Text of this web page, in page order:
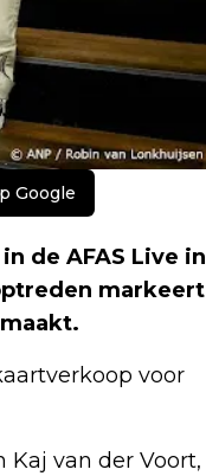
Google
de AFAS Live in
markeert
voor
van der Voort,